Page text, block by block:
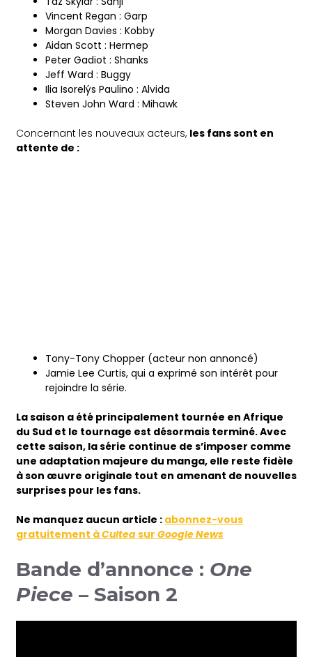
Vincent Regan : Garp
Morgan Davies : Kobby
Aidan Scott : Hermep
Peter Gadiot : Shanks
Jeff Ward : Buggy
Ilia Isorelýs Paulino : Alvida
Steven John Ward : Mihawk
Concernant les nouveaux acteurs, les fans sont en
attente de :
Tony-Tony Chopper (acteur non annoncé)
Jamie Lee Curtis, qui a exprimé son intérêt pour
rejoindre la série.
La saison a été principalement tournée en Afrique
du Sud et le tournage est désormais terminé. Avec
cette saison, la série continue de s’imposer comme
une adaptation majeure du manga, elle reste fidèle
à son œuvre originale tout en amenant de nouvelles
surprises pour les fans.
Ne manquez aucun article : abonnez-vous
gratuitement àCulteasur Google News
Bande d’annonce : One
Piece – Saison 2